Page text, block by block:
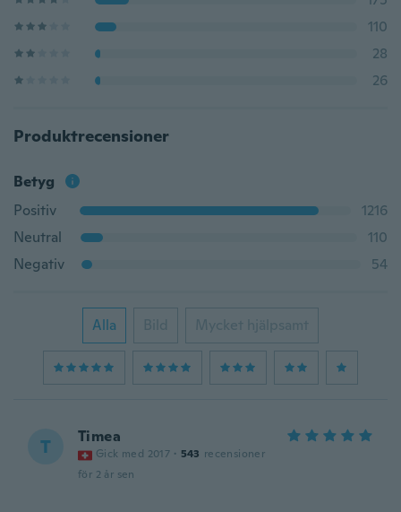
110
28
26
Produktrecensioner
Betyg
Positiv
1216
Neutral
110
Negativ
54
Alla Bild Mycket hjälpsamt
T Timea
Gick med 2017 · 543 recensioner
för 2 år sen